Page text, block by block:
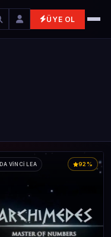
ÜYE OL
DA VİNCİ LEA 92%